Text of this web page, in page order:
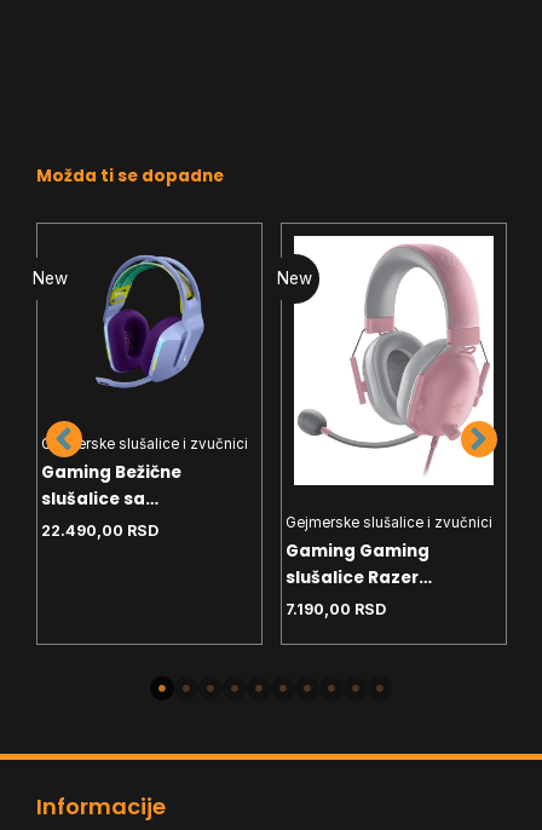
Možda ti se dopadne
New
Gejmerske slušalice i zvučnici
Gaming Bežične
slušalice sa
mikrofonom Logitech
22.490,00 RSD
New
Gejmerske slušalice i zvučnici
Gaming Gaming
slušalice Razer
BlackShark V2 X Pink
7.190,00 RSD
Informacije